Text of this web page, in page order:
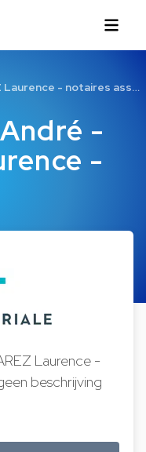
-
-
Laurence - notaires ass…
Laurence -
beschrijving